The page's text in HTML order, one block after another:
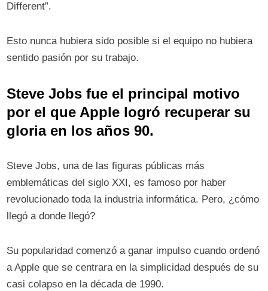
Different”.
Esto nunca hubiera sido posible si el equipo no hubiera
sentido pasión por su trabajo.
Steve Jobs fue el principal motivo
por el que Apple logró recuperar su
gloria en los años 90.
Steve Jobs, una de las figuras públicas más
emblemáticas del siglo XXI, es famoso por haber
revolucionado toda la industria informática. Pero, ¿cómo
llegó a donde llegó?
Su popularidad comenzó a ganar impulso cuando ordenó
a Apple que se centrara en la simplicidad después de su
casi colapso en la década de 1990.